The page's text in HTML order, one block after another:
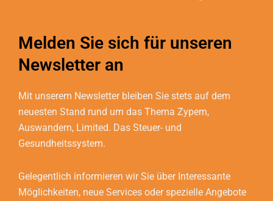
Melden Sie sich für unseren
Newsletter an
Mit unserem Newsletter bleiben Sie stets auf dem
neuesten Stand rund um das Thema Zypern,
Auswandern, Limited. Das Steuer- und
Gesundheitssystem.
Gelegentlich informieren wir Sie über Interessante
Möglichkeiten, neue Services oder spezielle Angebote